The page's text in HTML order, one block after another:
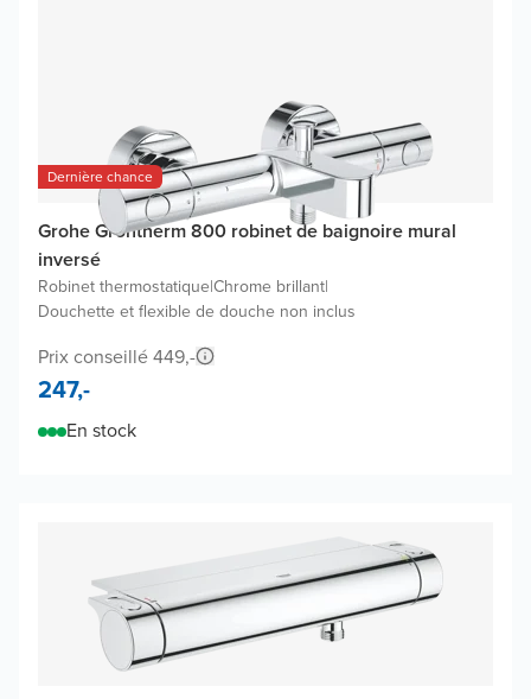
Dernière chance
Grohe Grohtherm 800 robinet de baignoire mural
inversé
Robinet thermostatique|Chrome brillant|
Douchette et flexible de douche non inclus
Prix conseillé 449,-
247,-
En stock